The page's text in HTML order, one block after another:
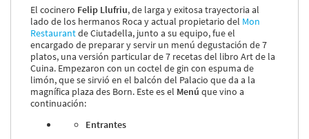
Términos y condiciones
Pago seguro
Avisos legales
Privacidad y cookies
Mapa de la web
El cocinero Felip Llufriu, de larga y exitosa trayectoria al
lado de los hermanos Roca y actual propietario del Mon
Restaurantde Ciutadella, junto a su equipo, fue el
encargado de preparar y servir un menú degustación de 7
platos, una versión particular de 7 recetas del libro Art de la
Cuina. Empezaron con un coctel de gin con espuma de
limón, que se sirvió en el balcón del Palacio que da a la
magnífica plaza des Born. Este es el Menú que vino a
continuación:
​Entrantes